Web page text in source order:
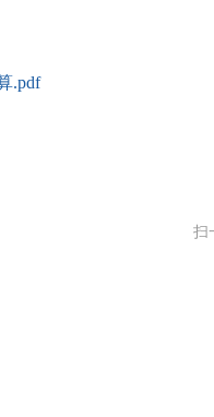
.pdf
扫